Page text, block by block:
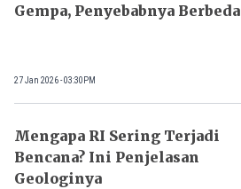
Gempa, Penyebabnya Berbeda
27 Jan 2026 - 03:30PM
Mengapa RI Sering Terjadi
Bencana? Ini Penjelasan
Geologinya